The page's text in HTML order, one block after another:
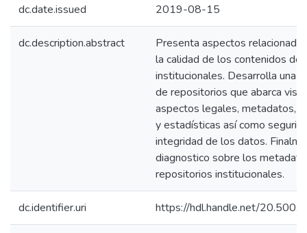
dc.date.issued 2019-08-15
dc.description.abstract
Presenta aspectos
la calidad de los contenidos
institucionales. Desarrolla una
de repositorios que abarca
aspectos legales, metadatos,
y estadísticas así como
integridad de los datos.
diagnostico sobre los
repositorios institucionales.
dc.identifier.uri https://hdl.handle.net/